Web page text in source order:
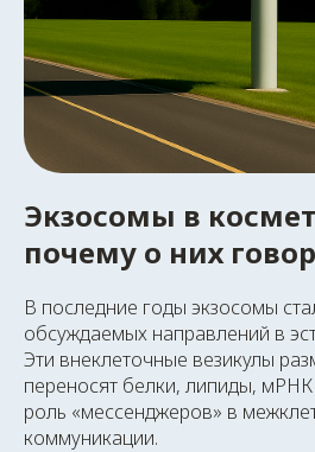
Экзосомы в
почему о них
В последние годы экзосомы
обсуждаемых направлений в
Эти внеклеточные везикулы
переносят белки, липиды,
роль «мессенджеров» в
коммуникации.